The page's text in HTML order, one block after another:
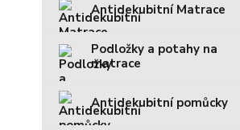
Antidekubitní Matrace
Podložky a potahy na
matrace
Antidekubitní pomůcky